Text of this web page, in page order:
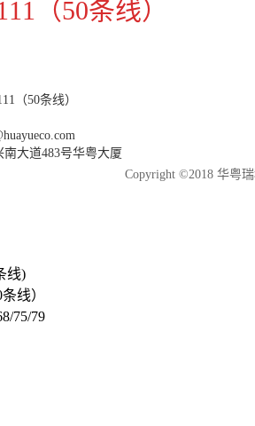
（50条线）
（50条线）
大道483号华粤大厦
Copyright ©2018 华粤
线)
线）
75/79